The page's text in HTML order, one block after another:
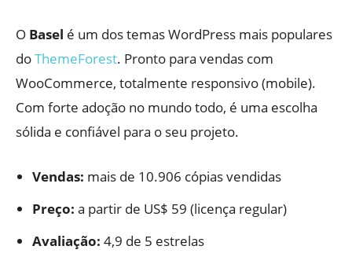
O Basel é um dos temas WordPress mais populares
doThemeForest. Pronto para vendas com
WooCommerce, totalmente responsivo (mobile).
Com forte adoção no mundo todo, é uma escolha
sólida e confiável para o seu projeto.
Vendas: mais de 10.906 cópias vendidas
Preço: a partir de US$ 59 (licença regular)
Avaliação: 4,9 de 5 estrelas